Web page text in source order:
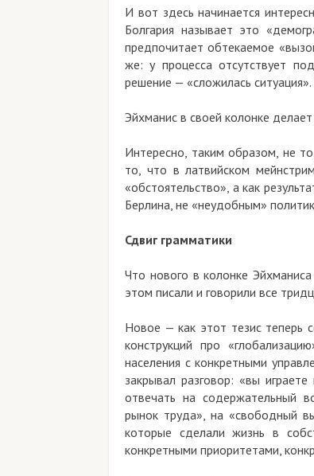
И вот здесь начинается
Болгария называет это
предпочитает обтекаемое
же: у процесса отсутствует
решение — «сложилась
Эйхманис в своей колонке
Интересно, таким образом, не
то, что в латвийском
«обстоятельство», а как
Берлина, не «неудобным»
Сдвиг грамматики
Что нового в колонке
этом писали и говорили все
Новое — как этот тезис теперь
конструкций про
населения с конкретными
закрывал разговор: «вы
отвечать на содержательный
рынок труда», на «свободный
которые сделали жизнь в
конкретными приоритетами,